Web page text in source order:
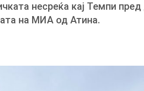
несреќа кај Темпи
на МИА од Атина.